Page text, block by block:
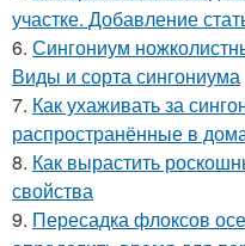
участке. Добавление
6. Сингониум
Виды и сорта сингониума
7. Как ухаживать за
распространённые в
8. Как вырастить
свойства
9. Пересадка флоксов